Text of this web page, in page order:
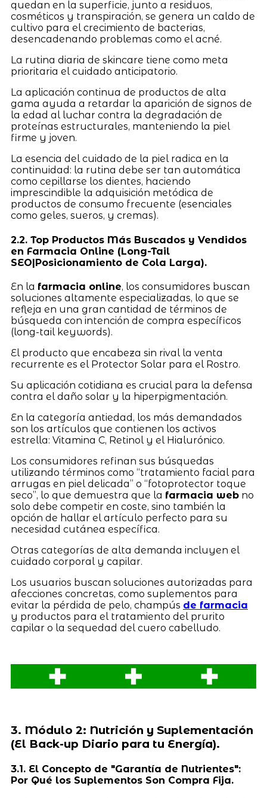
quedan en la superficie, junto a residuos,
cosméticos y transpiración, se genera un caldo de
cultivo para el crecimiento de bacterias,
desencadenando problemas como el acné.
La rutina diaria de skincare tiene como meta
prioritaria el cuidado anticipatorio.
La aplicación continua de productos de alta
gama ayuda a retardar la aparición de signos de
la edad al luchar contra la degradación de
proteínas estructurales, manteniendo la piel
firme y joven.
La esencia del cuidado de la piel radica en la
continuidad: la rutina debe ser tan automática
como cepillarse los dientes, haciendo
imprescindible la adquisición metódica de
productos de consumo frecuente (esenciales
como geles, sueros, y cremas).
2.2. Top Productos Más Buscados y Vendidos
en Farmacia Online (Long-Tail
SEO|Posicionamiento de Cola Larga).
En la farmacia online, los consumidores buscan
soluciones altamente especializadas, lo que se
refleja en una gran cantidad de términos de
búsqueda con intención de compra específicos
(long-tail keywords).
El producto que encabeza sin rival la venta
recurrente es el Protector Solar para el Rostro.
Su aplicación cotidiana es crucial para la defensa
contra el daño solar y la hiperpigmentación.
En la categoría antiedad, los más demandados
son los artículos que contienen los activos
estrella: Vitamina C, Retinol y el Hialurónico.
Los consumidores refinan sus búsquedas
utilizando términos como “tratamiento facial para
arrugas en piel delicada” o “fotoprotector toque
seco”, lo que demuestra que la farmacia webno
solo debe competir en coste, sino también la
opción de hallar el artículo perfecto para su
necesidad cutánea específica.
Otras categorías de alta demanda incluyen el
cuidado corporal y capilar.
Los usuarios buscan soluciones autorizadas para
afecciones concretas, como suplementos para
evitar la pérdida de pelo, champús de farmacia
y productos para el tratamiento del prurito
capilar o la sequedad del cuero cabelludo.
3. Módulo 2: Nutrición y Suplementación
(El Back-up Diario para tu Energía).
3.1. El Concepto de "Garantía de Nutrientes":
Por Qué los Suplementos Son Compra Fija.